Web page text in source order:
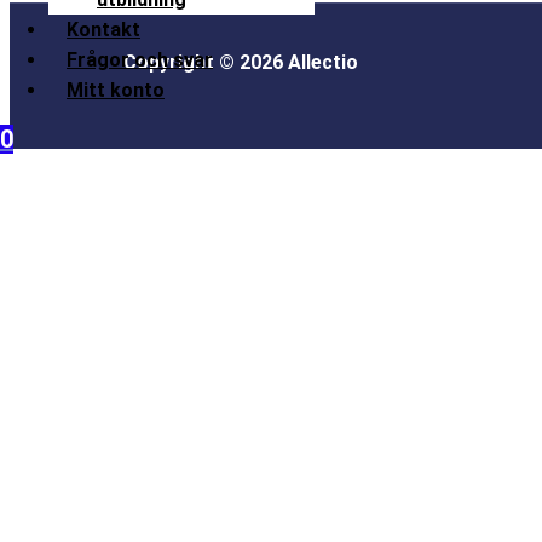
Kontakt
Frågor och svar
Mitt konto
0
Copyright © 2026 Allectio